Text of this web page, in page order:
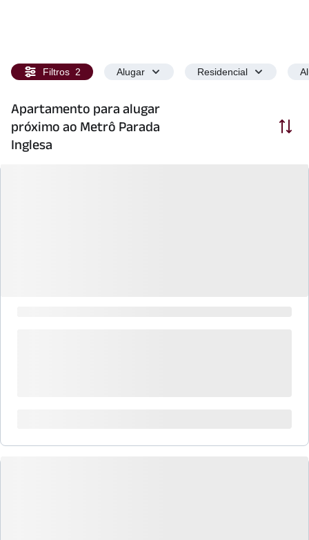
Filtros 2 Alugar Residencial
Apartamento para alugar
próximo ao Metrô Parada
Inglesa
Ordenar